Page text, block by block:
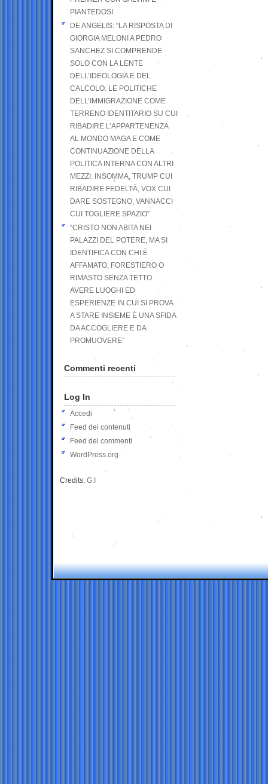
PIANTEDOSI
DE ANGELIS: “LA RISPOSTA DI
GIORGIA MELONI A PEDRO
SANCHEZ SI COMPRENDE
SOLO CON LA LENTE
DELL’IDEOLOGIA E DEL
CALCOLO: LE POLITICHE
DELL’IMMIGRAZIONE COME
TERRENO IDENTITARIO SU CUI
RIBADIRE L’APPARTENENZA
AL MONDO MAGA E COME
CONTINUAZIONE DELLA
POLITICA INTERNA CON ALTRI
MEZZI. INSOMMA, TRUMP CUI
RIBADIRE FEDELTÀ, VOX CUI
DARE SOSTEGNO, VANNACCI
CUI TOGLIERE SPAZIO”
“CRISTO NON ABITA NEI
PALAZZI DEL POTERE, MA SI
IDENTIFICA CON CHI È
AFFAMATO, FORESTIERO O
RIMASTO SENZA TETTO.
AVERE LUOGHI ED
ESPERIENZE IN CUI SI PROVA
A STARE INSIEME È UNA SFIDA
DA ACCOGLIERE E DA
PROMUOVERE”
Commenti recenti
Log In
Accedi
Feed dei contenuti
Feed dei commenti
WordPress.org
Credits: G.I